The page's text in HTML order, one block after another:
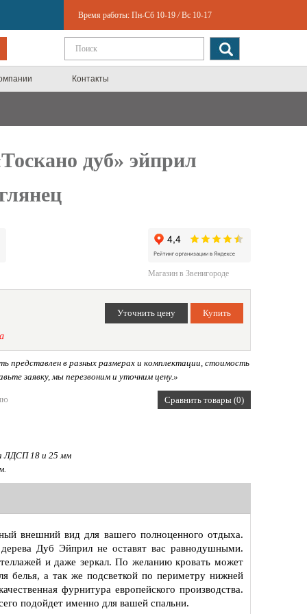
Время работы: Пн-Сб 10-19 / Вс 10-17
Контакты
дуб» эйприл
Магазин в Звенигороде
в разных размерах и комплектации, стоимость
заявку, мы перезвоним и уточним цену.»
Сравнить товары (0)
ЛДСП 18 и 25 мм
внешний вид для вашего полноценного отдыха.
Дуб Эйприл не оставят вас равнодушными.
и даже зеркал. По желанию кровать может
белья, а так же подсветкой по периметру нижней
фурнитура европейского производства.
подойдет именно для вашей спальни.